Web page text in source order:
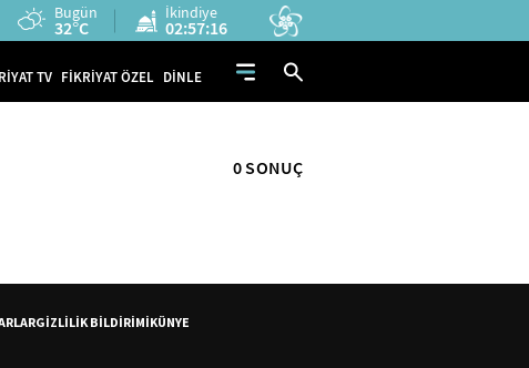
Bugün
32°C
İkindiye
02:57:16
TV FİKRİYAT ÖZEL DİNLE
0 SONUÇ
GİZLİLİK BİLDİRİMİKÜNYE